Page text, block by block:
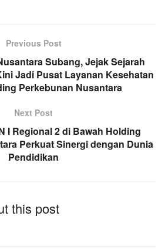
Previous Post
Subang, Jejak Sejarah
Jadi Pusat Layanan Kesehatan
Perkebunan Nusantara
Next Post
I Regional 2 di Bawah Holding
Perkuat Sinergi dengan Dunia
Pendidikan
this post